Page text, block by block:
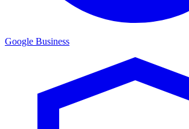
Google Business